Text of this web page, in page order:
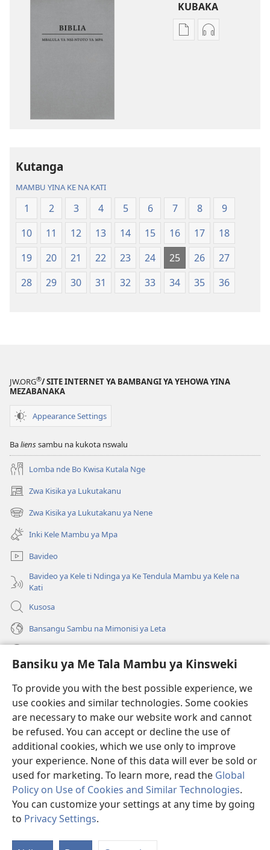
Bansiku ya Me Tala Mambu ya Kinsweki
To provide you with the best possible experience, we
use cookies and similar technologies. Some cookies
are necessary to make our website work and cannot
be refused. You can accept or decline the use of
additional cookies, which we use only to improve
your experience. None of this data will ever be sold or
used for marketing. To learn more, read the Global
Policy on Use of Cookies and Similar Technologies.
You can customize your settings at any time by going
to Privacy Settings.
KUBAKA
Bisika
Mbalula
Nsi-
Ntoto
Mpa
(Kubasika
ya
Bisika
Mbalula
Nsi-
Ntoto
Mpa
(Kubasika
ya
Kutanga
MAMBU YINA KE NA KATI
1 2 3 4 5 6 7 8
9
10
11 12 13 14 15 16 17
18
19
20 21 22 23 24 25 26
27
28
29 30 31 32 33 34 35 36
JW.ORG®/ SITE INTERNET YA BAMBANGI YA YEHOWA YINA
MEZABANAKA
Appearance Settings
Balienssambu na kukota nswalu
Lomba nde Bo Kwisa Kutala Nge
Zwa Kisika ya Lukutakanu
(ke
kangula
lutiti
ya
mpa)
Zwa Kisika ya Lukutakanu ya Nene
(ke
kangula
lutiti
ya
mpa)
Inki Kele Mambu ya Mpa
Bavideo
Bavideo ya Kele ti Ndinga ya Ke Tendula Mambu ya Kele na
Kati
Kusosa
Bansangu Sambu na Mimonisi ya Leta
(ke
kangula
lutiti
ya
mpa)
Watchtower BIBLIOTEKE NA INTERNET
(ke
kangula
lutiti
mpa)
JW Hub ®
(ke
kangula
lutiti
ya
mpa)
Copyright© 2026 Watch Tower Bible and Tract Society of Pennsylvania.
BANTUMA YA KULANDA NA NTWALA YA KUSADILA
KETADILA KINSWEKI